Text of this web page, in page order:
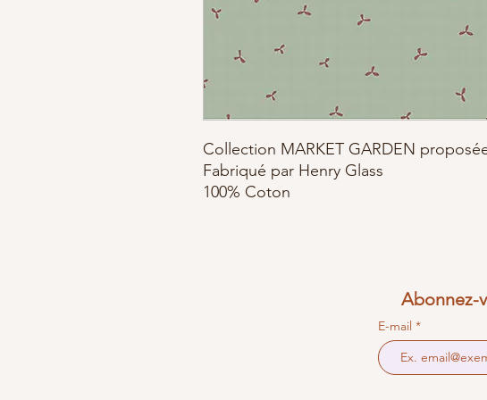
Collection MARKET GARDEN
Fabriqué par Henry Glass
100% Coton
Abonnez-
E-mail